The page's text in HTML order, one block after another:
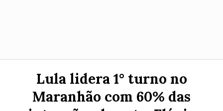
Lula lidera 1° turno no
Maranhão com 60% das